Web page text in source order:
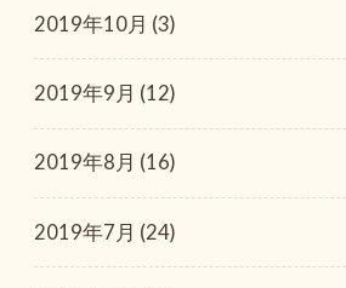
2019年10月 (3)
2019年9月 (12)
2019年8月 (16)
2019年7月 (24)